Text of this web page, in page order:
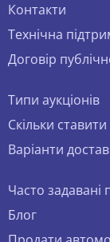
Контакти
Технічна
Договір
Типи аукціонів
Скільки
Варіанти
Часто задавані
Блог